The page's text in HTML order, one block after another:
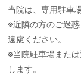
当院は、専用駐車
※近隣の方のご迷
遠慮ください。
※当院駐車場また
します。